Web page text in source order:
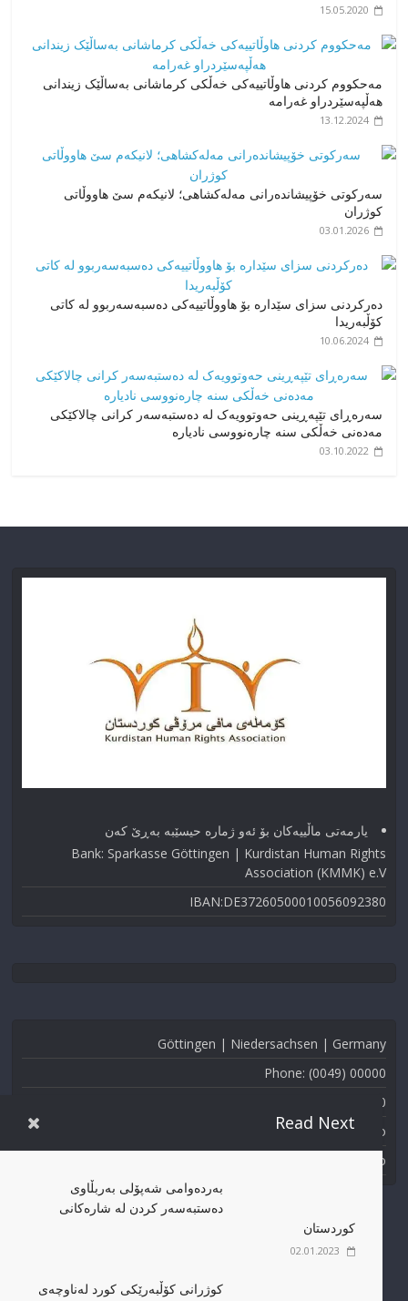
15.05.2020
مەحکووم کردنی هاوڵاتییەکی خەڵکی کرماشانی بەساڵێک زیندانی
هەڵپەسێردراو غەرامە
13.12.2024
سەرکوتی خۆپیشاندەرانی مەلەکشاهی؛ لانیکەم سێ هاووڵاتی
کوژران
03.01.2026
دەرکردنی سزای سێدارە بۆ هاووڵاتییەکی دەسبەسەربوو له کاتی
کۆڵبەریدا
10.06.2024
سەرەڕای تێپەڕینی حەوتوویەک لە دەستبەسەر کرانی چالاکێکی
مەدەنی خەڵکی سنە چارەنووسی نادیارە
03.10.2022
یارمەتی ماڵییەکان بۆ ئەو ژماره حیسێبە بەڕێ کەن
Bank: Sparkasse Göttingen | Kurdistan Human Rights
Association (KMMK) e.V
IBAN:DE37260500010056092380
Göttingen | Niedersachsen | Germany
Phone: (0049) 00000
Fax: (0049) 000-000
Email: info@kmmk.info
Website: www.kmmk.info
Read Next
بەردەوامی شەپۆلی بەربڵاوی
دەستبەسەر کردن لە شارەکانی
کوردستان
02.01.2023
کوژرانی کۆڵبەرێکی کورد لەناوچەی